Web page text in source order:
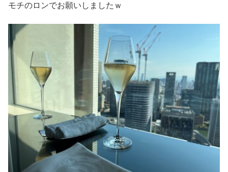
モチのロンでお願いしましたｗ